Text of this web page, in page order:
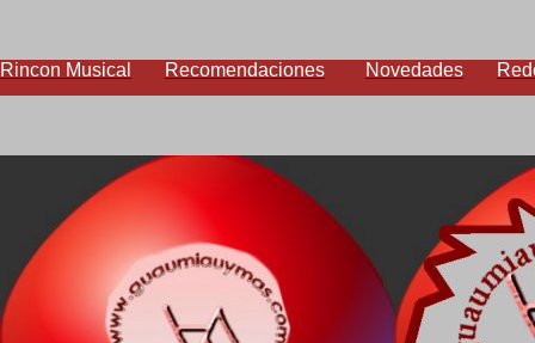
Rincon Musical Recomendaciones Novedades